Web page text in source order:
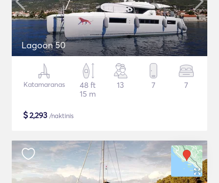
Lagoon 50
Katamaranas
48 ft
15 m
13 7 7
$2,293 /naktinis